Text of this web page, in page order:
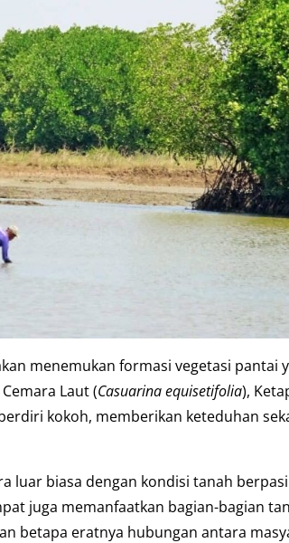
menemukan formasi vegetasi pantai
Laut (Casuarina equisetifolia),
kokoh, memberikan keteduhan
luar biasa dengan kondisi tanah
juga memanfaatkan bagian-bagian
betapa eratnya hubungan antara